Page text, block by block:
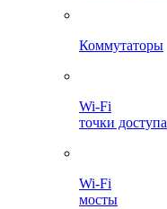
Коммутаторы
Wi-Fi
точки доступа
Wi-Fi
мосты